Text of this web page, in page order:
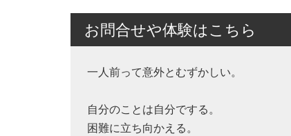
お問合せや体験はこちら
一人前って意外とむずかしい。
自分のことは自分でする。
困難に立ち向かえる。